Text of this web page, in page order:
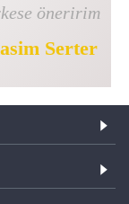
öneririm
Serter